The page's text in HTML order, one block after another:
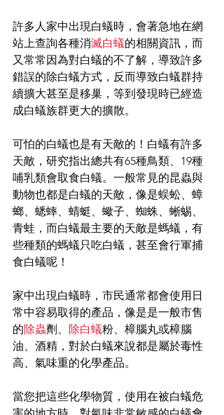
許多人家中出現白蟻時，會著急地在網
站上查詢各種消滅白蟻的相關資訊，而
又常常因為對白蟻的不了解，導致許多
錯誤的除白蟻方式，反而導致白蟻群持
續擴大甚至是移巢，等到發現時已經造
成白蟻族群更大的擴散。
可怕的白蟻也是有天敵的！白蟻有許多
天敵，研究指出總共有65種鳥類、19種
哺乳類會取食白蟻。一般常見的昆蟲與
動物也都是白蟻的天敵，像是蜈蚣、蟑
螂、蟋蟀、蜻蜓、蠍子、蜘蛛、蜥蜴、
青蛙，而白蟻最主要的天敵是螞蟻，有
些種類的螞蟻只吃白蟻，甚至會行軍捕
食白蟻呢！
家中出現白蟻時，市民通常都會使用日
常中容易取得的產品，像是是一般市售
的除蟲劑、 除白蟻粉、樟腦丸或樟腦
油、酒精，對於白蟻來說都是屬於毒性
高、氣味重的化學產品。
當您把這些化學物質，使用在被白蟻危